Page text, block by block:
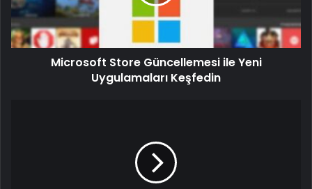
Microsoft Store Güncellemesi ile Yeni
Uygulamaları Keşfedin